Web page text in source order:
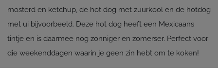
mosterd en ketchup, de hot dog met zuurkool en de hotdog
met ui bijvoorbeeld. Deze hot dog heeft een Mexicaans
tintje en is daarmee nog zonniger en zomerser. Perfect voor
die weekenddagen waarin je geen zin hebt om te koken!